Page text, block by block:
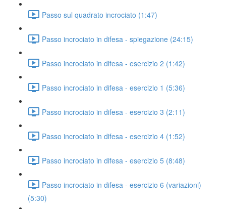
Passo sul quadrato incrociato (1:47)
Passo incrociato in difesa - spiegazione (24:15)
Passo incrociato in difesa - esercizio 2 (1:42)
Passo incrociato in difesa - esercizio 1 (5:36)
Passo incrociato in difesa - esercizio 3 (2:11)
Passo incrociato in difesa - esercizio 4 (1:52)
Passo incrociato in difesa - esercizio 5 (8:48)
Passo incrociato in difesa - esercizio 6 (variazioni)
(5:30)